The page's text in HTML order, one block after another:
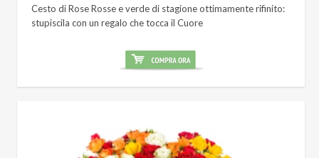
Cesto di Rose Rosse e verde di stagione ottimamente rifinito:
stupiscila con un regalo che tocca il Cuore